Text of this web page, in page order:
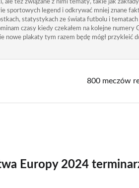
też związane z nimi tematy, takie jak
sportowych legend i odkrywać mniej znane
statystykach ze świata futbolu i tematach
czasy kiedy czekałem na kolejne numery
nowe plakaty tym razem będę mógł przykleić
800 meczów
Europy 2024